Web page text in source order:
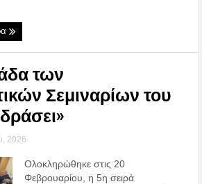
των
Σεμιναρίων του
2026
Ολοκληρώθηκε στις 20
Φεβρουαρίου, η 5η σειρά